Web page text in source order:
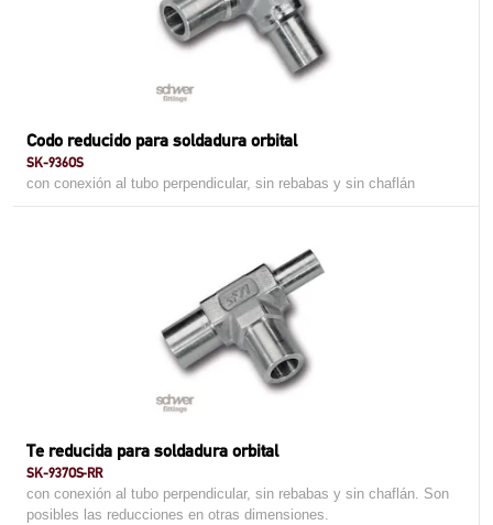
Codo reducido para soldadura orbital
SK-936OS
con conexión al tubo perpendicular, sin rebabas y sin chaflán
Te reducida para soldadura orbital
SK-937OS-RR
con conexión al tubo perpendicular, sin rebabas y sin chaflán. Son
posibles las reducciones en otras dimensiones.